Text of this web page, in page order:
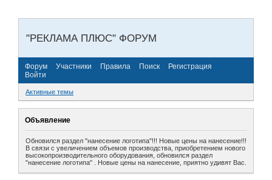
"РЕКЛАМА ПЛЮС" ФОРУМ
Форум Участники Правила Поиск
Регистрация
Войти
Активные темы
Объявление
Обновился раздел "нанесение логотипа"!!! Новые цены на нанесение!!!
В связи с увеличением объемов производства, приобретением нового
высокопроизводительного оборудования, обновился раздел
"нанесение логотипа" . Новые цены на нанесение, приятно удивят Вас.